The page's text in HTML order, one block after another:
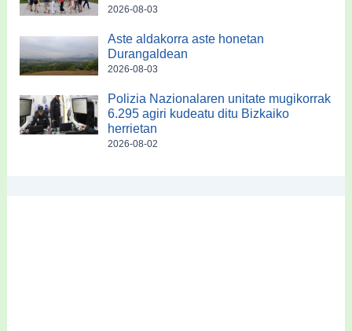
2026-08-03
Aste aldakorra aste honetan
Durangaldean
2026-08-03
Polizia Nazionalaren unitate mugikorrak
6.295 agiri kudeatu ditu Bizkaiko
herrietan
2026-08-02